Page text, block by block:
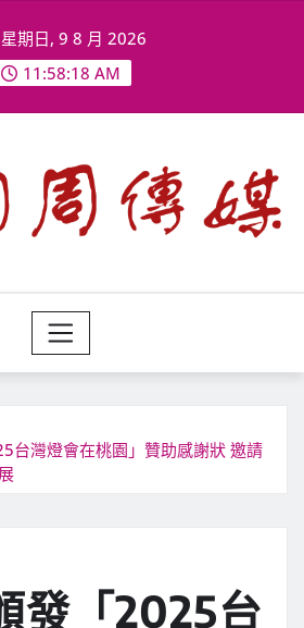
星期日, 9 8 月 2026
11:58:19 AM
台灣燈會在桃園」贊助感謝狀 邀請
發「2025台